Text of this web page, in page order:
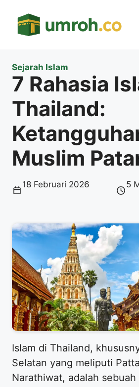
Sejarah Islam
7 Rahasia
Thailand:
Muslim
18 Februari 2026 5
Islam di Thailand,
Selatan yang meliputi
Narathiwat, adalah